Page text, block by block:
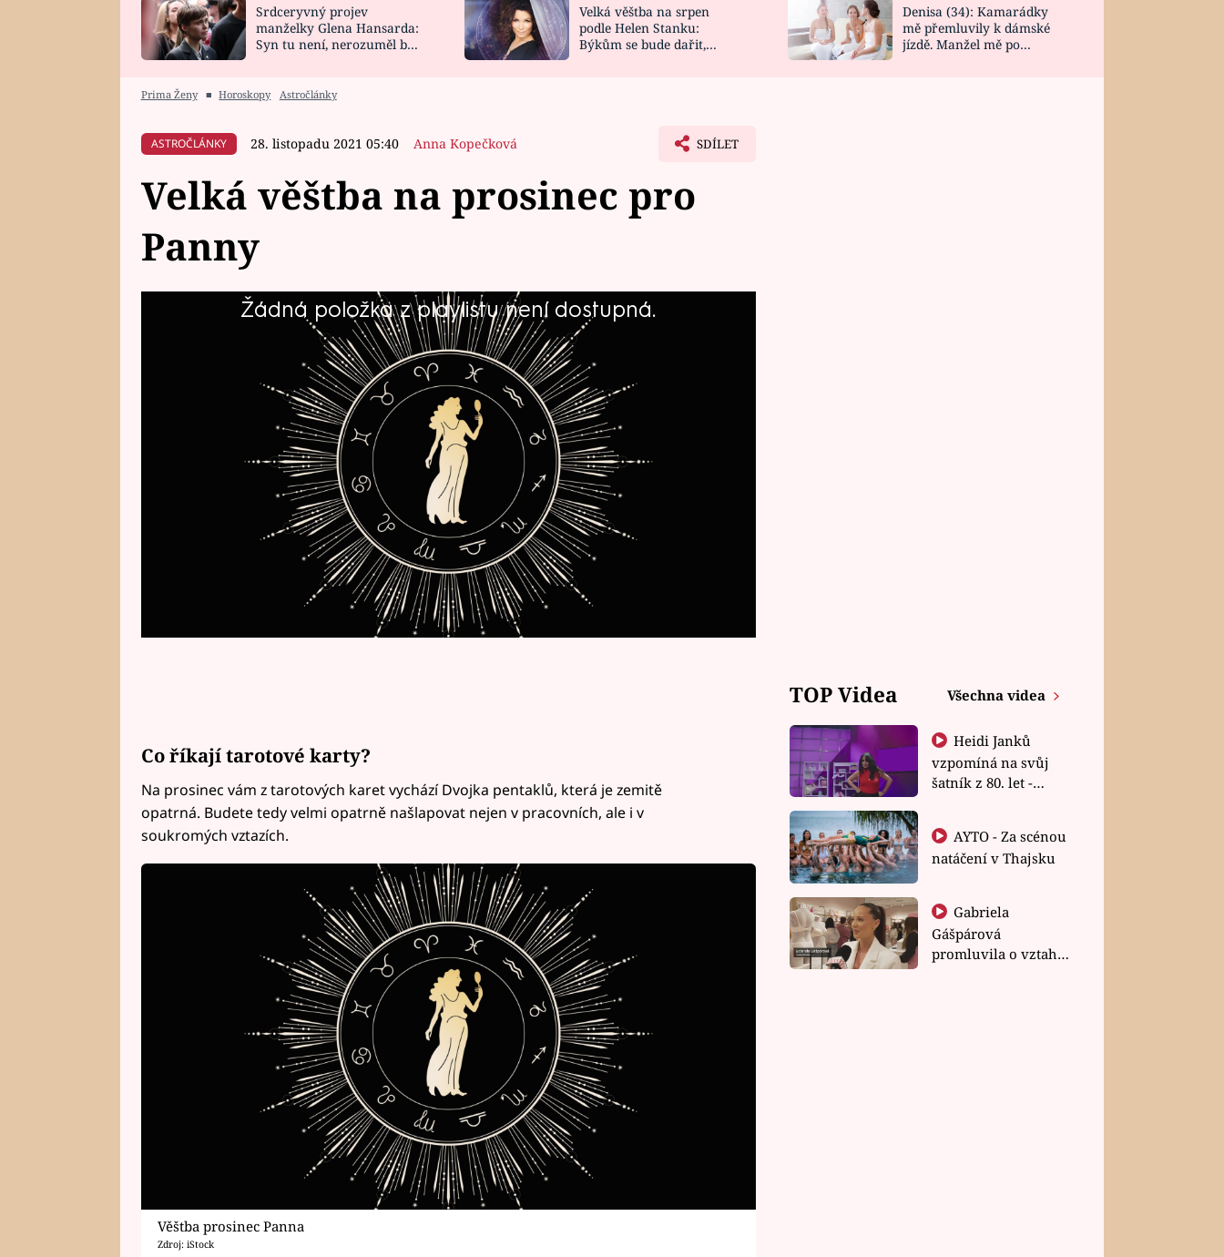
HOROSKOP NA
CELEBRITY
VAŘENÍ
NOVINKY
VIDEORECEPTY
DESIGN
Srdceryvný projev
manželky Glena Hansarda:
Syn tu není, nerozuměl by
Velká věštba na srpen
podle Helen Stanku:
Býkům se bude dařit,
Denisa (34): Kamarádky
mě přemluvily k dámské
jízdě. Manžel mě po
Prima Ženy ■ Horoskopy Astročlánky
ASTROČLÁNKY 28. listopadu 2021 05:40 Anna Kopečková SDÍLET
Velká věštba na prosinec pro
Panny
Žádná položka z playlistu není dostupná.
Co čeká Panny v posledním měsíci letošního roku? Na co byste si měli
dát pozor, čeho se vyvarovat a co byste naopak neměli promeškat?
Přečtěte si předpověď na prosinec, kterou pro Panny z tarotových a
mariášových karet a také run vyčetla slavná kartářka Helen Stanku.
Co říkají tarotové karty?
Na prosinec vám z tarotových karet vychází Dvojka pentaklů, která je zemitě
opatrná. Budete tedy velmi opatrně našlapovat nejen v pracovních, ale i v
soukromých vztazích.
Věštba prosinec Panna
Zdroj: iStock
TOP Videa Všechna videa
Heidi Janků
vzpomíná na svůj
šatník z 80. let -
natáčení v Thajsku
Gabriela
Gášpárová
promluvila o vztahu